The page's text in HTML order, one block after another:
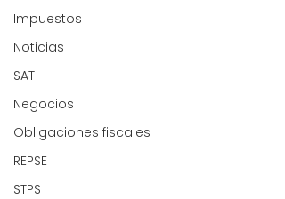
Impuestos
Noticias
SAT
Negocios
Obligaciones fiscales
REPSE
STPS